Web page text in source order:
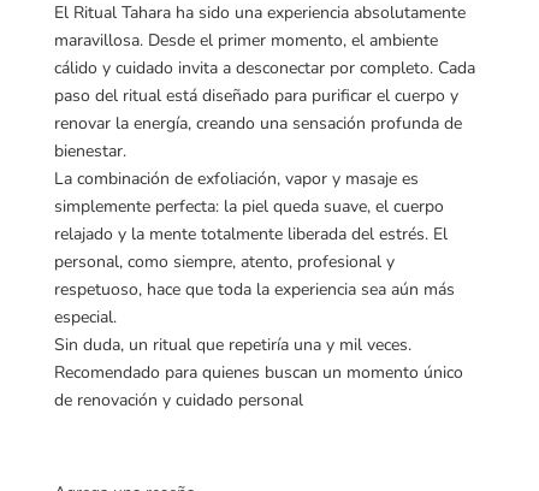
El Ritual Tahara ha sido una experiencia absolutamente
maravillosa. Desde el primer momento, el ambiente
cálido y cuidado invita a desconectar por completo. Cada
paso del ritual está diseñado para purificar el cuerpo y
renovar la energía, creando una sensación profunda de
bienestar.
La combinación de exfoliación, vapor y masaje es
simplemente perfecta: la piel queda suave, el cuerpo
relajado y la mente totalmente liberada del estrés. El
personal, como siempre, atento, profesional y
respetuoso, hace que toda la experiencia sea aún más
especial.
Sin duda, un ritual que repetiría una y mil veces.
Recomendado para quienes buscan un momento único
de renovación y cuidado personal